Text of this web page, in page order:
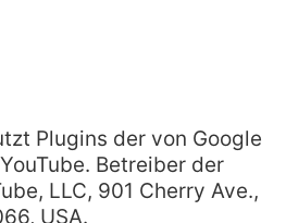
Plugins der von Google
Betreiber der
LLC, 901 Cherry Ave.,
USA.